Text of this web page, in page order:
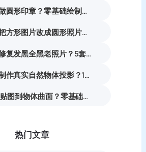
PS怎么做圆形印章？零基础绘制印章效果图实操教程
PS怎么把方形图片改成圆形照片？椭圆选框制作圆形透明图完整教程
PS怎么修复发黑全黑老照片？5套暗部找回细节旧照修复实操教程
PS怎么制作真实自然物体投影？11步写实合成落地阴影教程
PS 怎么贴图到物体曲面？零基础产品贴图贴合实操教程
热门文章